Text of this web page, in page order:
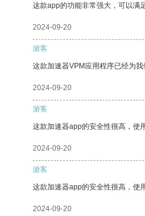
这款app的功能非常强大，可以满
2024-09-20
游客
这款加速器VPM应用程序已经为
2024-09-20
游客
这款加速器app的安全性很高，使
2024-09-20
游客
这款加速器app的安全性很高，使
2024-09-20